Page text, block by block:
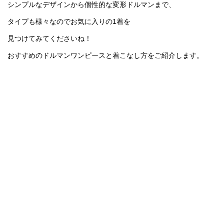
シンプルなデザインから個性的な変形ドルマンまで、
タイプも様々なのでお気に入りの1着を
見つけてみてくださいね！
おすすめのドルマンワンピースと着こなし方をご紹介します。